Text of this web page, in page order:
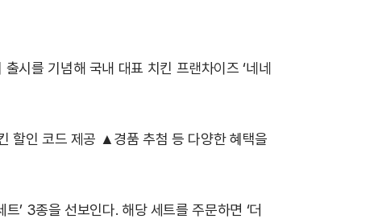
시를 기념해 국내 대표 치킨 프랜차이즈 ‘네네
할인 코드 제공 ▲경품 추첨 등 다양한 혜택을
’ 3종을 선보인다. 해당 세트를 주문하면 ‘더